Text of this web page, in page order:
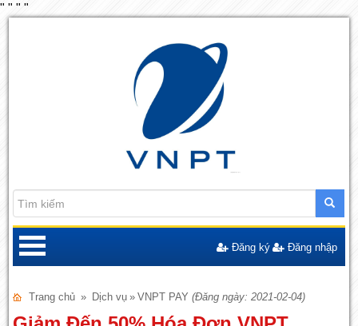
" " " "
Đăng ký Đăng nhập
Trang chủ » Dịch vụ » VNPT PAY (Đăng ngày: 2021-02-04)